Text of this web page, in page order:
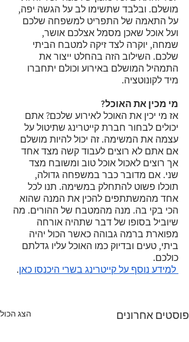
מושלם. ובלבד שתשימו לב על הגשה יפה,
על התאמה של התפריט למשפחה שלכם
ועל אוכל שאכן מסמל אצלכם אושר,
שמחה, יוקרה לצד זיקה למטבח הביתי
שלכם. השילוב הזה בהחלט ייצור את
התמהיל המושלם באירוע וכולם יתחברו
מיד לקונוטציה.
מי מכין את האוכל?
אז מי יכין את האוכל לאירוע שלכם? אתם
יכולים לבחור חברת קייטרינג שתיטול על
עצמה את המשימה. זה יכול להיות מושלם
אם אתם לא רוצים לעבוד קשה מצד אחד
אך רוצים לאכול אוכל טוב ומשובח מצד
שני. אם מדובר כבר במשפחה גדולה,
תוכלו פשוט להתחלק במשימה. תנו לכל
אחד מהמשתתפים להכין את המנה שהוא
הכי בקי בה. מנה מהמטבח של ההורים. מה
שיוביל בסופו של דבר שתהיה אורחה
מפוארת ברמה גבוהה כאשר הכול יהיה
ביתי, טעים ובדיוק כמו האוכל עליו גדלתם
כולכם.
.
פוסטים אחרונים הצג הכול